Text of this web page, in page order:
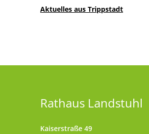
Aktuelles aus Trippstadt
Rathaus Landstuhl
Kaiserstraße 49